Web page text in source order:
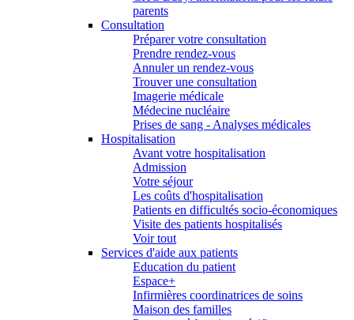
parents
Consultation
Préparer votre consultation
Prendre rendez-vous
Annuler un rendez-vous
Trouver une consultation
Imagerie médicale
Médecine nucléaire
Prises de sang - Analyses médicales
Hospitalisation
Avant votre hospitalisation
Admission
Votre séjour
Les coûts d'hospitalisation
Patients en difficultés socio-économiques
Visite des patients hospitalisés
Voir tout
Services d'aide aux patients
Education du patient
Espace+
Infirmières coordinatrices de soins
Maison des familles